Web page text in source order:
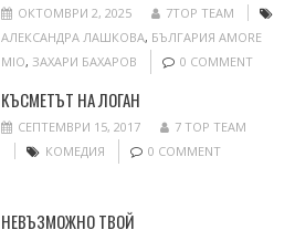
ОКТОМВРИ 2, 2025
7TOP TEAM
АЛЕКСАНДРА ЛАШКОВА, БЪЛГАРИЯ AMORE
MIO, ЗАХАРИ БАХАРОВ 0 COMMENT
КЪСМЕТЪТ НА ЛОГАН
СЕПТЕМВРИ 15, 2017
7 TOP TEAM
КОМЕДИЯ
0 COMMENT
НЕВЪЗМОЖНО ТВОЙ